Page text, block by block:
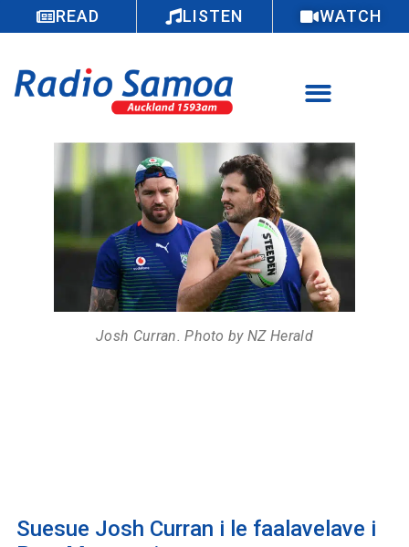
READ LISTEN WATCH
Josh Curran. Photo by NZ Herald
Suesue Josh Curran i le faalavelave i